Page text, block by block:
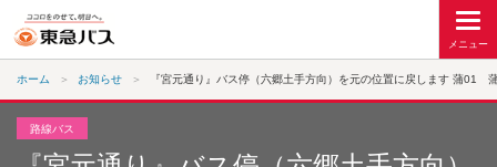
ホーム お知らせ 『宮元通り』バス停（六郷土手方向）を元の位置に戻します 蒲
路線バス